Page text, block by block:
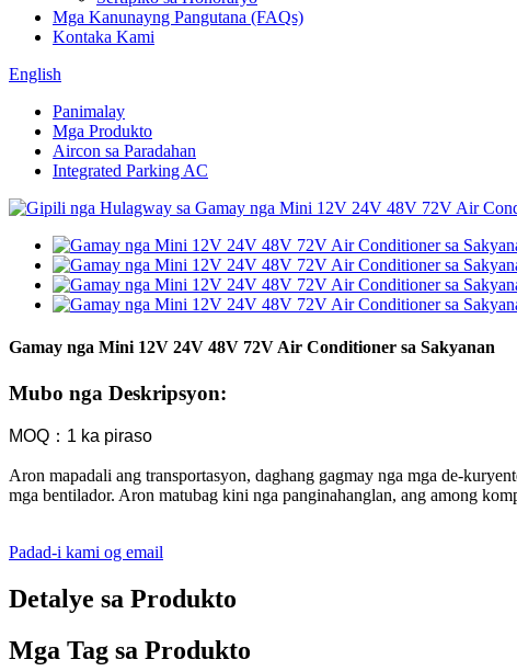
Mga Kanunayng Pangutana (FAQs)
Kontaka Kami
English
Panimalay
Mga Produkto
Aircon sa Paradahan
Integrated Parking AC
Gamay nga Mini 12V 24V 48V 72V Air Conditioner sa Sakyanan
Mubo nga Deskripsyon:
MOQ：1 ka piraso
Aron mapadali ang transportasyon, daghang gagmay nga mga de-
mga bentilador. Aron matubag kini nga panginahanglan, ang among
Padad-i kami og email
Detalye sa Produkto
Mga Tag sa Produkto